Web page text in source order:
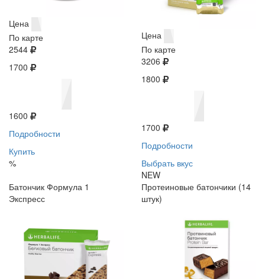
Цена
По карте
2544
1700
1600
Подробности
Купить
%
Цена
По карте
3206
1800
1700
Подробности
Выбрать вкус
NEW
Батончик Формула 1
Экспресс
Протеиновые батончики (14
штук)